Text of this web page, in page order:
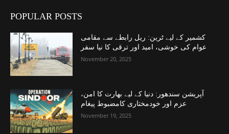
POPULAR POSTS
کشمیر کے لیے ٹرین: ریل رابطے سے مقامی
عوام کی خوشی، امید اور ترقی کا نیا سفر
November 20, 2025
آپریشن سندھور: دنیا کے لیے بھارت کا امن،
عزم اور خودمختاری کامضبوط پیغام
November 19, 2025